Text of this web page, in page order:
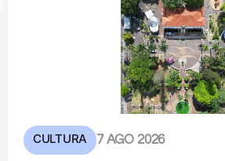
CULTURA 7 AGO 2026